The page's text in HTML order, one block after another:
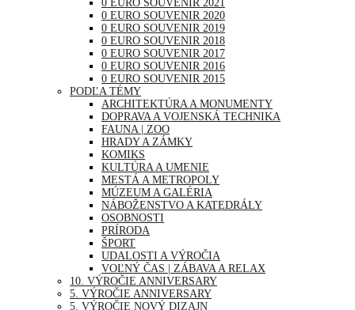
0 EURO SOUVENIR 2021
0 EURO SOUVENIR 2020
0 EURO SOUVENIR 2019
0 EURO SOUVENIR 2018
0 EURO SOUVENIR 2017
0 EURO SOUVENIR 2016
0 EURO SOUVENIR 2015
PODĽA TÉMY
ARCHITEKTÚRA A MONUMENTY
DOPRAVA A VOJENSKÁ TECHNIKA
FAUNA | ZOO
HRADY A ZÁMKY
KOMIKS
KULTÚRA A UMENIE
MESTÁ A METROPOLY
MÚZEUM A GALÉRIA
NÁBOŽENSTVO A KATEDRÁLY
OSOBNOSTI
PRÍRODA
ŠPORT
UDALOSTI A VÝROČIA
VOĽNÝ ČAS | ZÁBAVA A RELAX
10. VÝROČIE ANNIVERSARY
5. VÝROČIE ANNIVERSARY
5. VÝROČIE NOVÝ DIZAJN